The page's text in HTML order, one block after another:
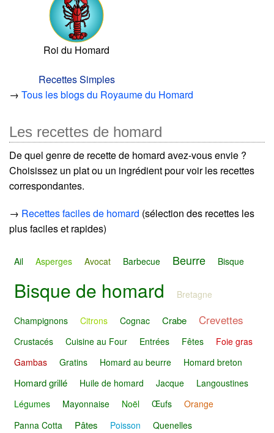
Roi du Homard
Recettes Simples
→ Tous les blogs du Royaume du Homard
Les recettes de homard
De quel genre de recette de homard avez-vous envie ?
Choisissez un plat ou un ingrédient pour voir les recettes
correspondantes.
→ Recettes faciles de homard (sélection des recettes les
plus faciles et rapides)
Ail Asperges Avocat Barbecue Beurre Bisque
Bisque de homard Bretagne
Champignons Citrons Cognac Crabe Crevettes
Crustacés Cuisine au Four Entrées Fêtes
Foie gras
Gambas
Gratins Homard au beurre Homard breton
Homard grillé Huile de homard Jacque
Langoustines
Légumes
Mayonnaise Noël Œufs
Orange
Panna Cotta
Pâtes Poisson Quenelles